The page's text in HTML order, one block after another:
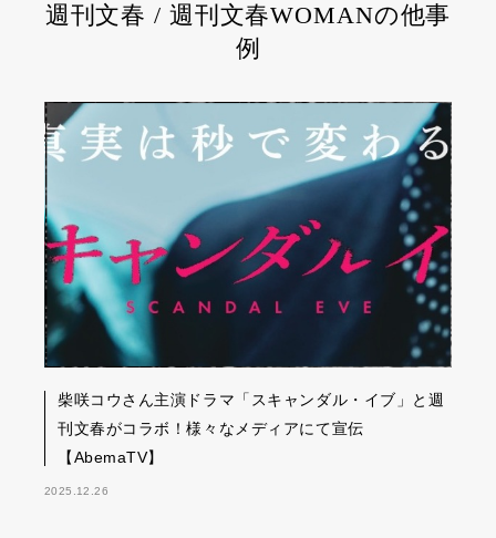
週刊文春 / 週刊文春WOMANの他事
例
柴咲コウさん主演ドラマ「スキャンダル・イブ」と週
刊文春がコラボ！様々なメディアにて宣伝
【AbemaTV】
2025.12.26